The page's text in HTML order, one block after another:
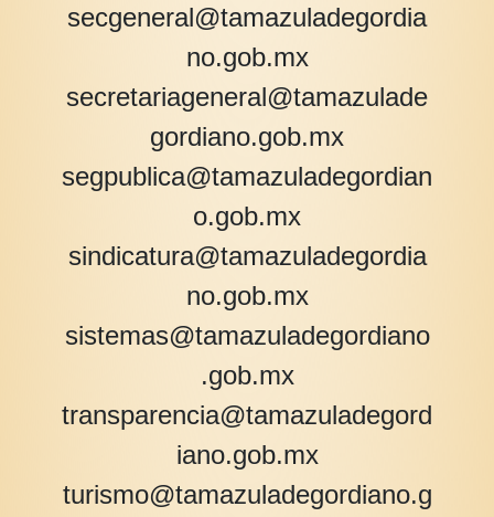
secgeneral@tamazuladegordia
no.gob.mx
secretariageneral@tamazulade
gordiano.gob.mx
segpublica@tamazuladegordian
o.gob.mx
sindicatura@tamazuladegordia
no.gob.mx
sistemas@tamazuladegordiano
.gob.mx
transparencia@tamazuladegord
iano.gob.mx
turismo@tamazuladegordiano.g